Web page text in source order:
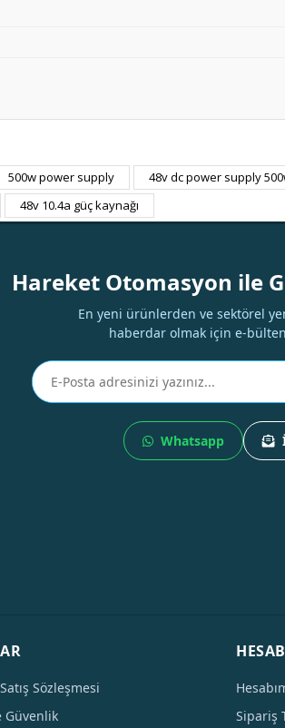
Bu ürüne ilk yorumu siz
500w power supply 48v dc power supply
48v 10.4a güç kaynağı
Hareket Otomasyon ile
En yeni ürünlerden ve sektörel
haberdar olmak için e-
Whatsapp
Sözleşmesi
Güvenlik
Sipariş